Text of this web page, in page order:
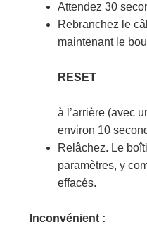
Attendez 30
Rebranchez le
maintenant le
RESET
à l’arrière (avec
environ 10
Relâchez. Le
paramètres, y
effacés.
Inconvénient :